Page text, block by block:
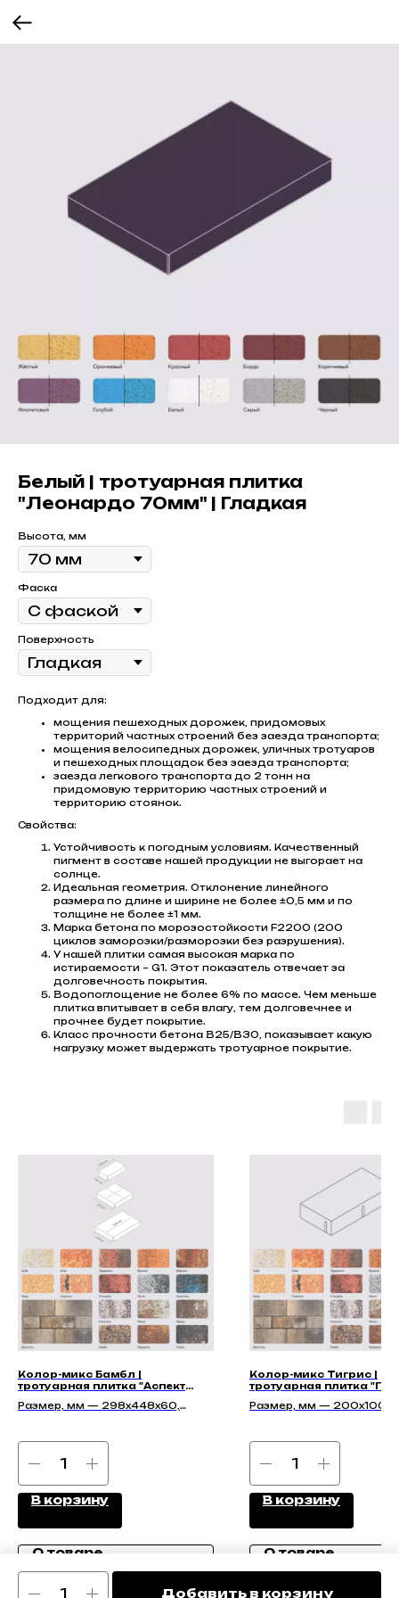
Белый | тротуарная плитка
"Леонардо 70мм" | Гладкая
Высота, мм
Фаска
Поверхность
Добавить в корзину
Подходит для:
мощения пешеходных дорожек, придомовых
территорий частных строений без заезда транспорта;
мощения велосипедных дорожек, уличных тротуаров
и пешеходных площадок без заезда транспорта;
заезда легкового транспорта до 2 тонн на
придомовую территорию частных строений и
территорию стоянок.
Свойства:
Устойчивость к погодным условиям. Качественный
пигмент в составе нашей продукции не выгорает на
солнце.
Идеальная геометрия. Отклонение линейного
размера по длине и ширине не более ±0,5 мм и по
толщине не более ±1 мм.
Марка бетона по морозостойкости F2200 (200
циклов заморозки/разморозки без разрушения).
У нашей плитки самая высокая марка по
истираемости – G1. Этот показатель отвечает за
долговечность покрытия.
Водопоглощение не более 6% по массе. Чем меньше
плитка впитывает в себя влагу, тем долговечнее и
прочнее будет покрытие.
Класс прочности бетона В25/В30, показывает какую
нагрузку может выдержать тротуарное покрытие.
Колор-микс Бамбл |
тротуарная плитка "Аспект
Размер, мм — 298х448х60,
В корзину
О товаре
Колор-микс Тигрис |
тротуарная плитка
Размер, мм —
В корзину
О товаре